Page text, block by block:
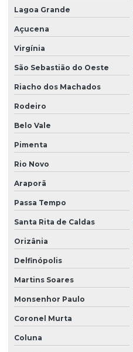
Lagoa Grande
Açucena
Virgínia
São Sebastião do Oeste
Riacho dos Machados
Rodeiro
Belo Vale
Pimenta
Rio Novo
Araporã
Passa Tempo
Santa Rita de Caldas
Orizânia
Delfinópolis
Martins Soares
Monsenhor Paulo
Coronel Murta
Coluna